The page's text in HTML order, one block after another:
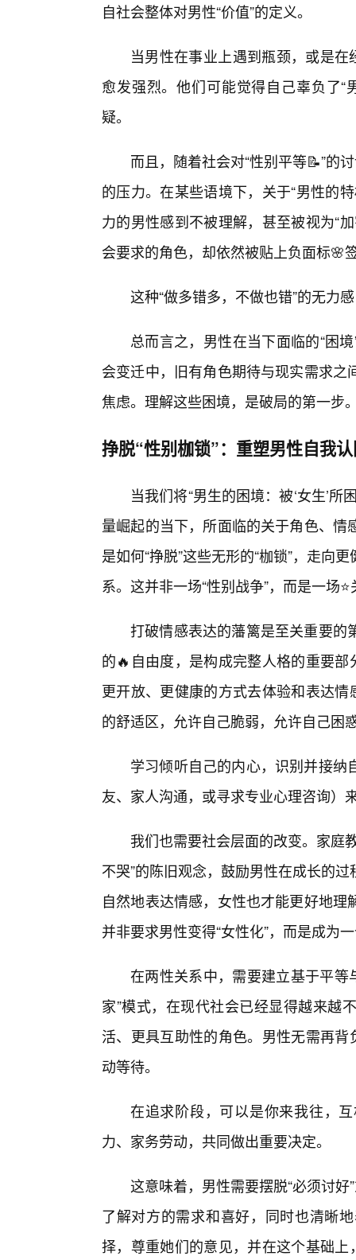
自社会整体对男性“价值”的定义。
当男性在事业上遇到瓶颈，或是
愈发强烈。他们可能觉得自己辜负了
疑。
而且，随着社会对“性别平等📝”的
的压力。在某些语境下，关于“男性的
力的男性感到不被理解，甚至被视为“
会要求的角色，却依然被贴上负面标🌸
这种“做多错多，不做也错”的无力
总而言之，男性在当下面临的“困
会变迁中，旧有角色期待与现实需求
焦虑。理解这些困境，是破局的第一步
挣脱“性别枷锁”：重塑男性自我
当我们将“男生的困境：被‘女生’
量崛起的当下，所面临的关于角色、
是如何“挣脱”这些无形的“枷锁”，走向
系。这并非一场“性别战争”，而是一场
打破情感表达的藩篱是至关重要的
的🔥自由度，是构成完整人格的重要
更开放、更健康的方式去体验和表达
的舒适区，允许自己脆弱，允许自己困
学习倾听自己的内心，识别并接
友、家人沟通，或寻求专业心理咨询）
我们也需要社会层面的改变。家庭
不哭”的陈旧观念，鼓励男性在成长的
自然地表达情感，女性也才能更好地
并非要求男性变得“女性化”，而是成为
在两性关系中，需要建立基于平等
家”模式，在现代社会已经显得越来越
活、更具互助性的角色。男性无需再
动等待。
在追求阶段，可以是你来我往，
力、家务劳动，共同做出重要决定。
这意味着，男性需要摆脱“必须讨
了解对方的需求和喜好，同时也清晰
择，尊重她们的意见，并在这个基础